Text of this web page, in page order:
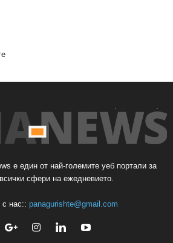
е един от най-големите уеб портали за
сфери на ежедневието.
с нас:: panagurishte@gmail.com